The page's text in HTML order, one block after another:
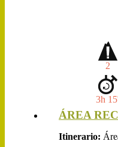
2
3h
ÁREA
Itinerario: